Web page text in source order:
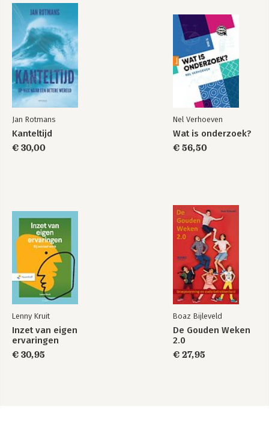
Jan Rotmans
Kanteltijd
€ 30,00
Nel Verhoeven
Wat is onderzoek?
€ 56,50
Lenny Kruit
Inzet van eigen
ervaringen
€ 30,95
Boaz Bijleveld
De Gouden Weken
2.0
€ 27,95